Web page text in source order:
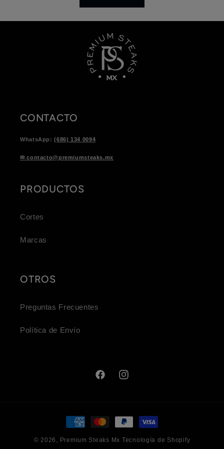
CONTACTO
WhatsApp:(686) 134 0094
✉ contacto@premiumsteaks.mx
PRODUCTOS
Cortes
Marcas
OTROS
Preguntas Frecuentes
Política de Envío
FacebookInstagram
Formas
de
pago
© 2026, Premium Steaks Mx Tecnología de Shopify